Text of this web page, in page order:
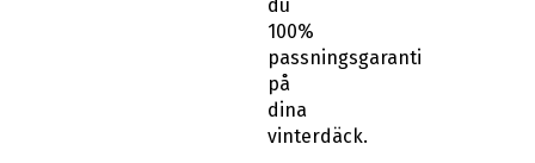
du
100%
passningsgaranti
på
dina
vinterdäck.